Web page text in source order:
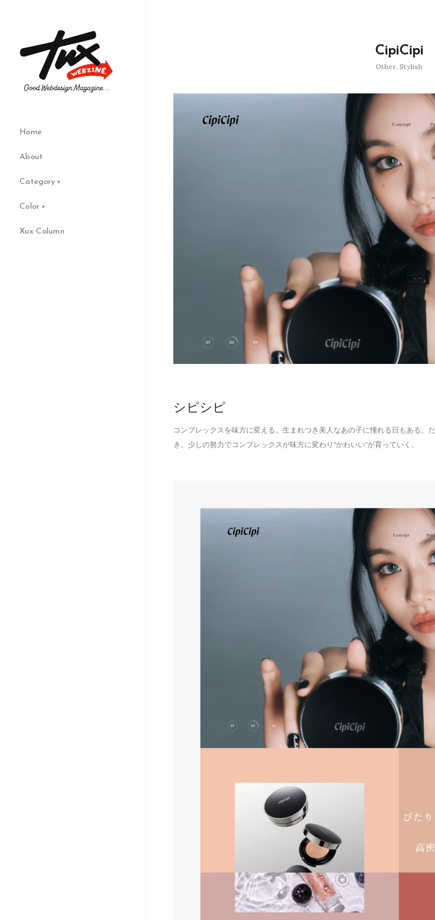
Home
About
Category
Color
Xux Column
CipiCipi
Other, Stylish
シピシピ
コンプレックスを味方に変える。生まれつき美人なあの子に憧れる日もある。
き。少しの努力でコンプレックスが味方に変わり“かわいい”が育っていく。